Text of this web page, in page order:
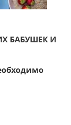
БАБУШЕК И